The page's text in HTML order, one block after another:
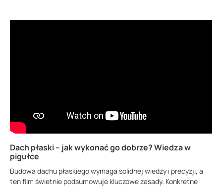
Dach płaski – jak wykonać go dobrze? Wiedza w
pigułce
Budowa dachu płaskiego wymaga solidnej wiedzy i precyzji, a
ten film świetnie podsumowuje kluczowe zasady. Konkretne